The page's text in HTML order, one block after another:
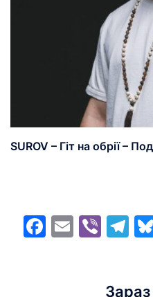
SUROV – Гіт на обрії –
Facebook
Email
Зараз